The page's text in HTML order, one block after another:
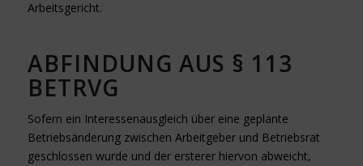
Arbeitsgericht.
ABFINDUNG AUS § 113
BETRVG
Sofern ein Interessenausgleich über eine geplante
Betriebsänderung zwischen Arbeitgeber und Betriebsrat
geschlossen wurde und der ersterer hiervon abweicht,